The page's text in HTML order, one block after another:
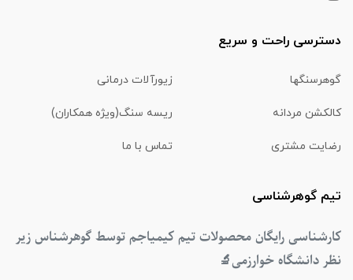
دسترسی راحت و سریع
گوهرسنگها زیورآلات درمانی
کالکشن مردانه ریسه سنگ(ویژه همکاران)
رضایت مشتری تماس با ما
تیم گوهرشناسی
کارشناسی رایگان محصولات تیم کیمیاجم توسط گوهرشناس زیر
نظر دانشگاه خوارزمی🔬